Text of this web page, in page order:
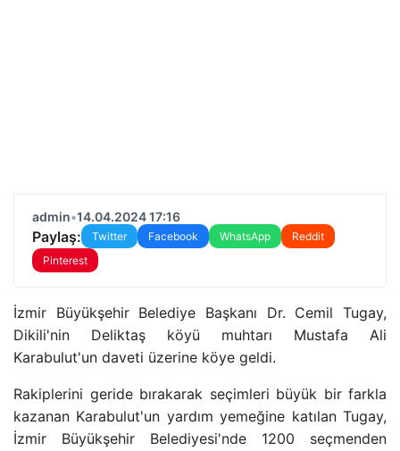
admin•14.04.2024 17:16
Paylaş: Twitter Facebook WhatsApp
Reddit
Pinterest
İzmir Büyükşehir Belediye Başkanı Dr. Cemil Tugay,
Dikili'nin Deliktaş köyü muhtarı Mustafa Ali
Karabulut'un daveti üzerine köye geldi.
Rakiplerini geride bırakarak seçimleri büyük bir farkla
kazanan Karabulut'un yardım yemeğine katılan Tugay,
İzmir Büyükşehir Belediyesi'nde 1200 seçmenden